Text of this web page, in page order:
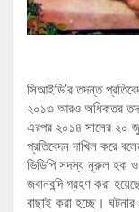
সিআইডি’র তদন্ত
২০১৩ আরও অধিকতর
এরপর ২০১৪ সালের ২০
প্রতিবেদন দাখিল করে
ভিডিপি সদস্য নূরুল হক ও
জবানবন্দি গ্রহণ করা
বাছাই করা হচ্ছে।